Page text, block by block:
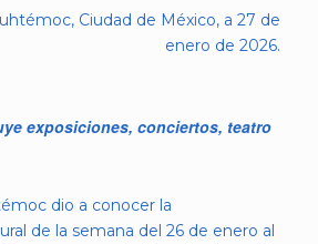
Ciudad de México, a 27 de
enero de 2026.
exposiciones, conciertos, teatro
dio a conocer la
de la semana del 26 de enero al